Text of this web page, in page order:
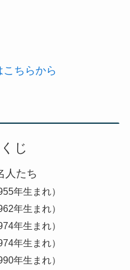
ちらから
じ
人たち
年生まれ）
年生まれ）
年生まれ）
年生まれ）
年生まれ）